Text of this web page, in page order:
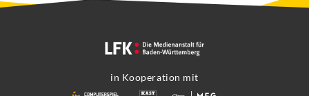
in Kooperation mit